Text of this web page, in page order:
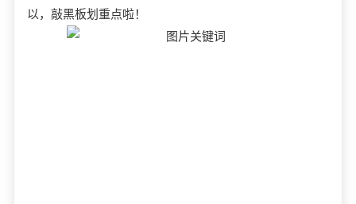
以，敲黑板划重点啦！